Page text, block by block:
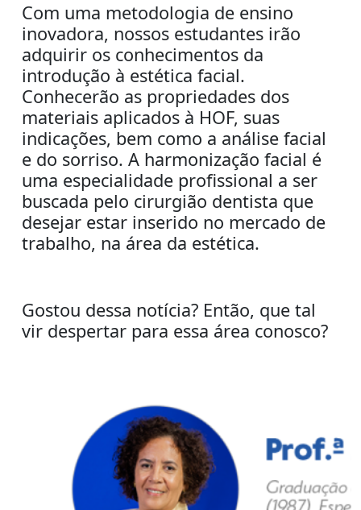
Com uma metodologia de ensino
inovadora, nossos estudantes irão
adquirir os conhecimentos da
introdução à estética facial.
Conhecerão as propriedades dos
materiais aplicados à HOF, suas
indicações, bem como a análise facial
e do sorriso. A harmonização facial é
uma especialidade profissional a ser
buscada pelo cirurgião dentista que
desejar estar inserido no mercado de
trabalho, na área da estética.
Gostou dessa notícia? Então, que tal
vir despertar para essa área conosco?